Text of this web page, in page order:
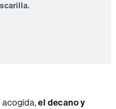
acogida,el decano y